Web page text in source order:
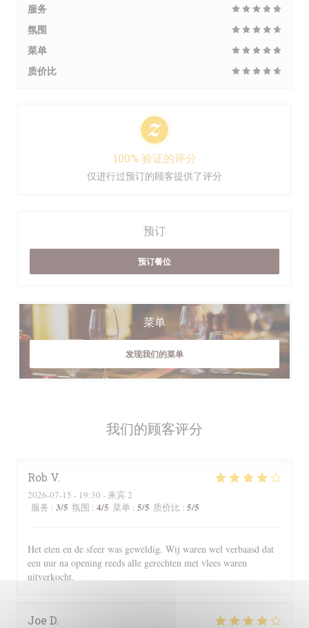
我们的顾客评分
Rob V
2026-07-15 - 19:30 - 来宾 2
服务 : 3/5 氛围 : 4/5 菜单 : 5/5 质价比 : 5/5
Het eten en de sfeer was geweldig. Wij waren wel verbaasd dat
een uur na opening reeds alle gerechten met vlees waren
uitverkocht.
Joe D
服务
氛围
菜单
质价比
100% 验证的评分
仅进行过预订的顾客提供了评分
预订
预订餐位
菜单
发现我们的菜单